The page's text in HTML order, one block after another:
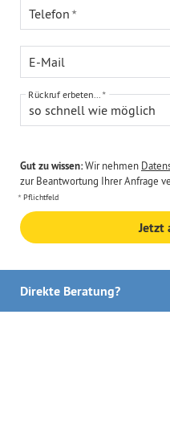
Telefon
E-Mail
so schnell wie möglich
Rückruf erbeten...
Gut zu wissen:Wir nehmen
zur Beantwortung Ihrer Anfrage
Pflichtfeld
Jetzt
Direkte Beratung?